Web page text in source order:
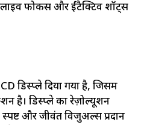
लाइव फोकस और ईंटैक्टिव शॉट्स
डिस्प्ले दिया गया है, जिसमें
है। डिस्प्ले का रेज़ोल्यूशन
और जीवंत विजुअल्स प्रदान